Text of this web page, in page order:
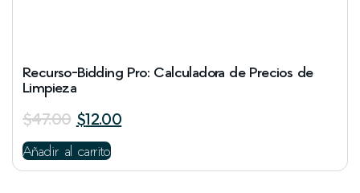
Recurso-Bidding Pro: Calculadora de Precios de
Limpieza
$47.00 $12.00
Añadir al carrito